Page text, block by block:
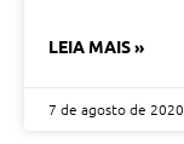
LEIA MAIS »
7 de agosto de 2020